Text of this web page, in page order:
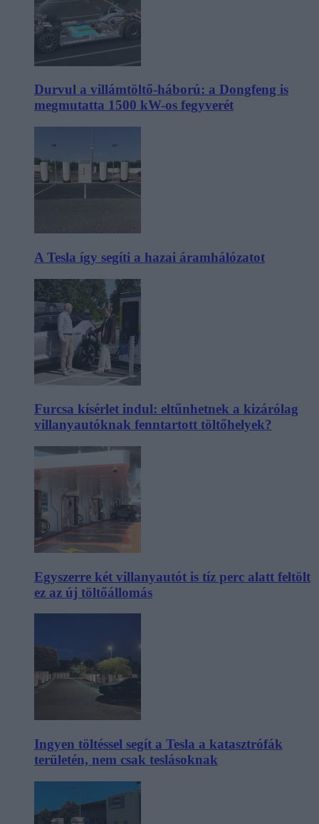
Durvul a villámtöltő-háború: a Dongfeng is
megmutatta 1500 kW-os fegyverét
A Tesla így segíti a hazai áramhálózatot
Furcsa kísérlet indul: eltűnhetnek a kizárólag
villanyautóknak fenntartott töltőhelyek?
Egyszerre két villanyautót is tíz perc alatt feltölt
ez az új töltőállomás
Ingyen töltéssel segít a Tesla a katasztrófák
területén, nem csak teslásoknak